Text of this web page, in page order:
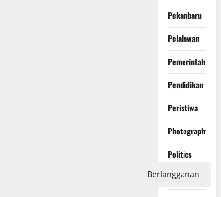
Pekanbaru
Pelalawan
Pemerintah
Pendidikan
Peristiwa
Photography
Politics
Polri
Berlangganan